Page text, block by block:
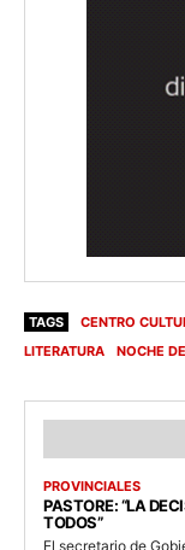
TAGS CENTRO
LITERATURA
NOCHE
PROVINCIALES
PASTORE: “LA
TODOS”
El secretario de